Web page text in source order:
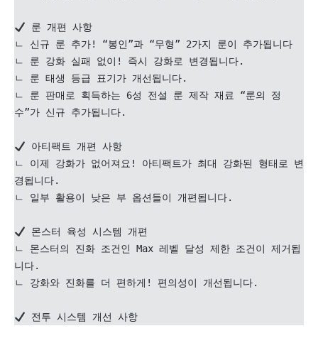
룬 개편 사항
ㄴ 신규 룬 추가! “봉인”과 “무형” 2가지 룬이 추가됩니다
ㄴ 룬 강화 실패 없이! 즉시 강화로 변경됩니다.
ㄴ 룬 태생 등급 표기가 개선됩니다.
ㄴ 룬 판매로 획득하는 6성 전설 룬 제작 재료 “룬의 정
수”가 신규 추가됩니다.
아티팩트 개편 사항
ㄴ 이제 강화가 없어져요! 아티팩트가 최대 강화된 형태로 변
경됩니다.
ㄴ 일부 활용이 낮은 부 옵션들이 개편됩니다.
몬스터 육성 시스템 개편
ㄴ 몬스터의 진화 조건인 Max 레벨 달성 제한 조건이 제거됩
니다.
ㄴ 강화와 진화를 더 편하게! 편의성이 개선됩니다.
전투 시스템 개선 사항